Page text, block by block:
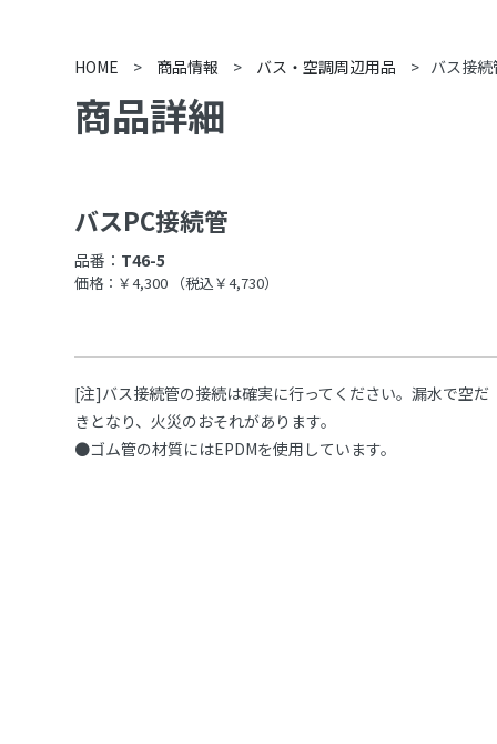
HOME > 商品情報 > バス・空調周辺用品 > バス接続
商品詳細
バスPC接続管
品番： T46-5
価格：￥4,300 （税込￥4,730）
[注]バス接続管の接続は確実に行ってください。漏水で空だ
きとなり、火災のおそれがあります。
●ゴム管の材質にはEPDMを使用しています。